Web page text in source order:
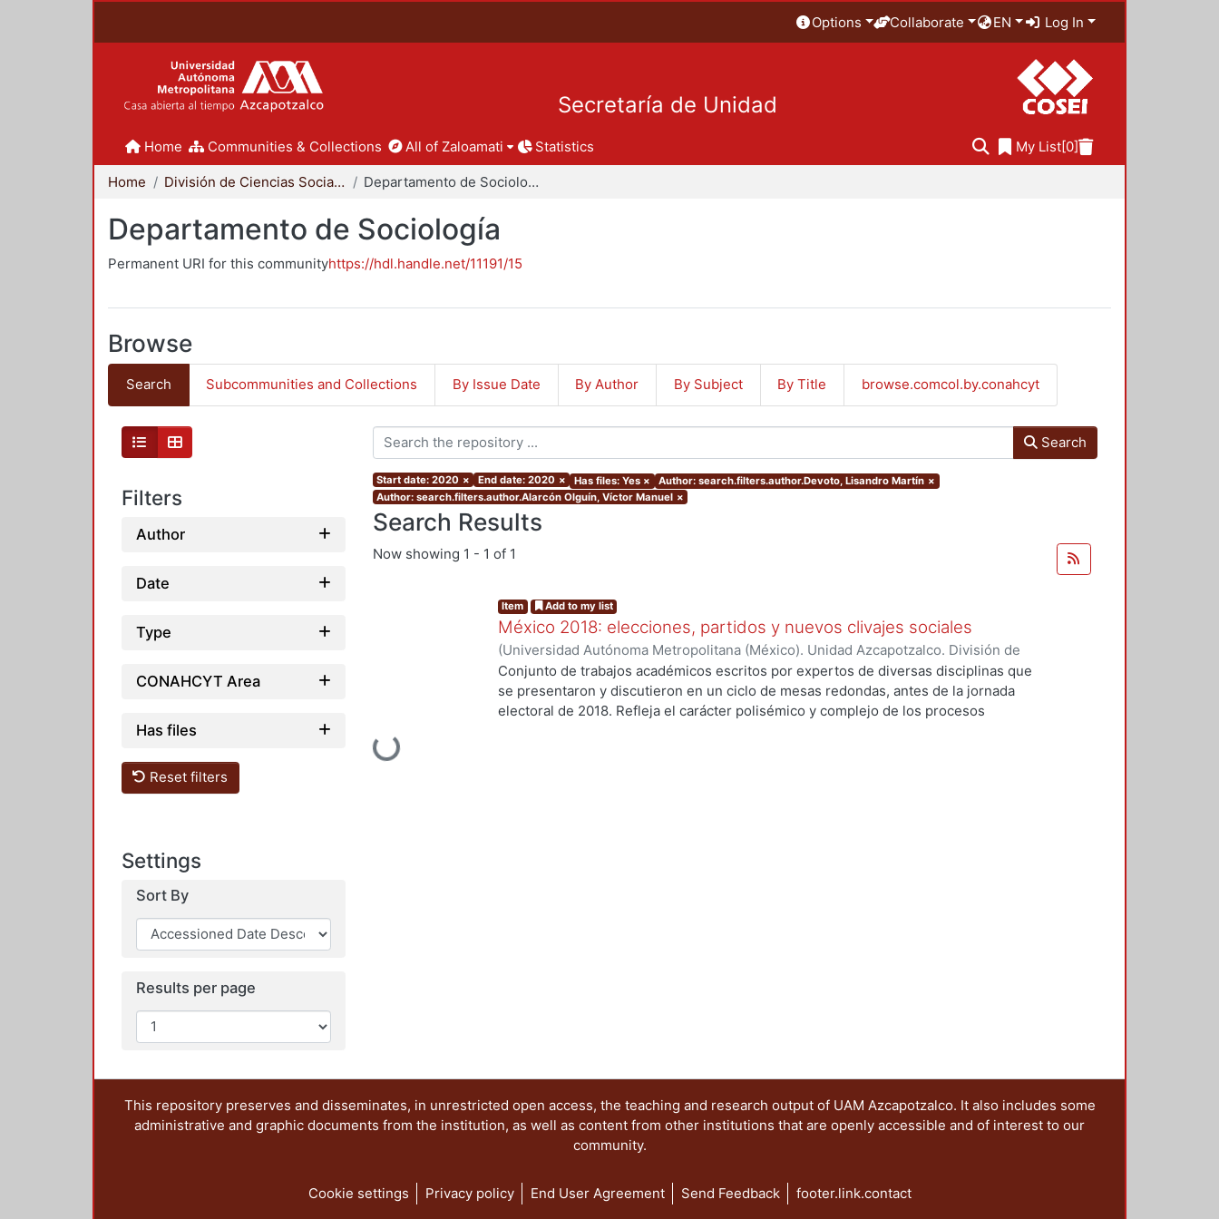
Options Collaborate EN Log In
Secretaría de Unidad
Home Communities & Collections All of Zaloamati Statistics My List[0]
Home División de Ciencias Sociales y Humanidades Departamento de Sociología
Departamento de Sociología
Permanent URI for this communityhttps://hdl.handle.net/11191/15
Browse
Search Subcommunities and Collections By Issue Date By Author By Subject By Title browse.comcol.by.conahcyt
Filters
Author
Date
Type
CONAHCYT Area
Has files
Reset filters
Settings
Sort By
Results per page
Search
Start date: 2020 × End date: 2020 × Has files: Yes × Author: search.filters.author.Devoto, Lisandro Martín ×
Author: search.filters.author.Alarcón Olguín, Víctor Manuel ×
Search Results
Now showing 1 - 1 of 1
Loading...
Item Add to my list
México 2018: elecciones, partidos y nuevos clivajes sociales
(Universidad Autónoma Metropolitana (México). Unidad Azcapotzalco. División de
Ciencias Sociales y Humanidades.,2020)Palma, Esperanza;Tamayo, Sergio;
Osornio Guerrero, María Cristina ;Alarcón Olguín, Víctor Manuel;Tejera Gaona,
Héctor;Navarrete Vela, Juan Pablo;Reveles Vázquez, Francisco;Devoto, Lisandro
Conjunto de trabajos académicos escritos por expertos de diversas disciplinas que
se presentaron y discutieron en un ciclo de mesas redondas, antes de la jornada
electoral de 2018. Refleja el carácter polisémico y complejo de los procesos
This repository preserves and disseminates, in unrestricted open access, the teaching and research output of UAM Azcapotzalco. It also includes some
administrative and graphic documents from the institution, as well as content from other institutions that are openly accessible and of interest to our
community.
Cookie settings Privacy policy End User Agreement Send Feedback footer.link.contact